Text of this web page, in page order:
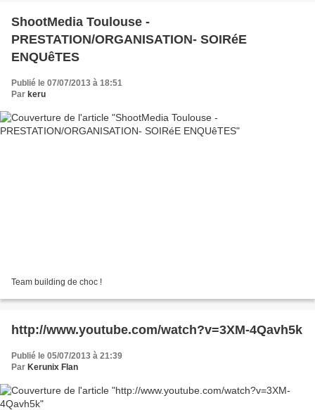
ShootMedia Toulouse -
PRESTATION/ORGANISATION- SOIRéE
ENQUêTES
Publié le 07/07/2013 à 18:51
Par keru
Team building de choc !
http://www.youtube.com/watch?v=3XM-4Qavh5k
Publié le 05/07/2013 à 21:39
Par Kerunix Flan